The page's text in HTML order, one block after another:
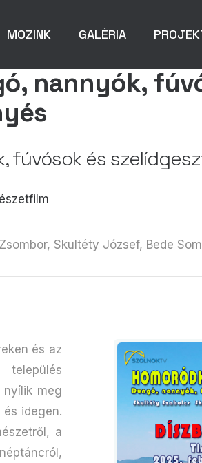
MOZINK GALÉRIA
nannyók,
fúvósok és
Skultéty József, Bede
és az
nyílik meg
idegen.
a